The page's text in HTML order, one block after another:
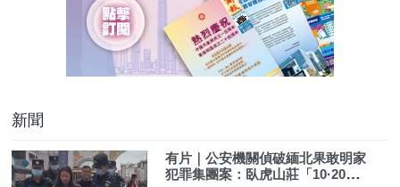
新聞
有片｜公安機關偵破緬北果敢明家
犯罪集團案：臥虎山莊「10·20」案